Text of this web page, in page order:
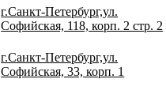
г.Санкт-Петербург,ул.
Софийская, 118, корп. 2 стр. 2
г.Санкт-Петербург,ул.
Софийская, 33, корп. 1